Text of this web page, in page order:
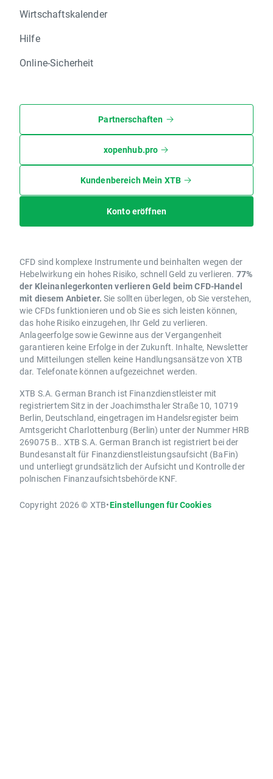
Wirtschaftskalender
Hilfe
Online-Sicherheit
Partnerschaften
xopenhub.pro
Kundenbereich Mein XTB
Konto eröffnen
CFD sind komplexe Instrumente und beinhalten wegen der
Hebelwirkung ein hohes Risiko, schnell Geld zu verlieren. 77%
der Kleinanlegerkonten verlieren Geld beim CFD-Handel
mit diesem Anbieter. Sie sollten überlegen, ob Sie verstehen,
wie CFDs funktionieren und ob Sie es sich leisten können,
das hohe Risiko einzugehen, Ihr Geld zu verlieren.
Anlageerfolge sowie Gewinne aus der Vergangenheit
garantieren keine Erfolge in der Zukunft. Inhalte, Newsletter
und Mitteilungen stellen keine Handlungsansätze von XTB
dar. Telefonate können aufgezeichnet werden.
XTB S.A. German Branch ist Finanzdienstleister mit
registriertem Sitz in der Joachimsthaler Straße 10, 10719
Berlin, Deutschland, eingetragen im Handelsregister beim
Amtsgericht Charlottenburg (Berlin) unter der Nummer HRB
269075 B.. XTB S.A. German Branch ist registriert bei der
Bundesanstalt für Finanzdienstleistungsaufsicht (BaFin)
und unterliegt grundsätzlich der Aufsicht und Kontrolle der
polnischen Finanzaufsichtsbehörde KNF.
Copyright 2026 © XTB•Einstellungen für Cookies